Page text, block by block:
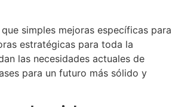
simples mejoras específicas para
estratégicas para toda la
las necesidades actuales de
para un futuro más sólido y